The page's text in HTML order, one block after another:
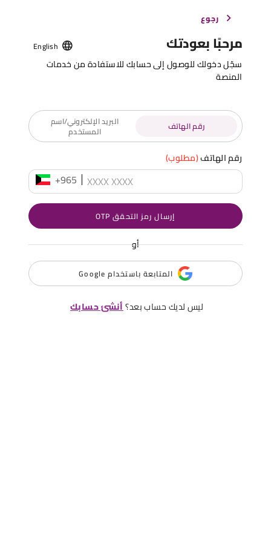
رجوع
مرحبًا بعودتك English
سجّل دخولك للوصول إلى حسابك للاستفادة من خدمات
المنصة
رقم الهاتف البريد الإلكتروني/اسم
المستخدم
رقم الهاتف(مطلوب)
+965
إرسال رمز التحقق OTP
أو
المتابعة باستخدام Google
ليس لديك حساب بعد؟أنشئ حسابك